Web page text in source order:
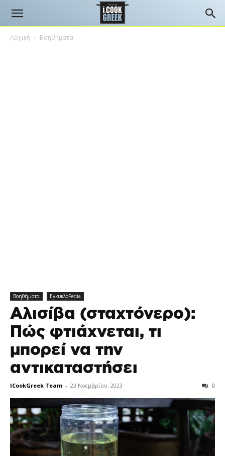
Αρχική Βοηθήματα
Βοηθήματα ΕγκυκλοPedia
Αλισίβα (σταχτόνερο):
Πώς φτιάχνεται, τι
μπορεί να την
αντικαταστήσει
ICookGreek Team - 23 Νοεμβρίου, 2023 0